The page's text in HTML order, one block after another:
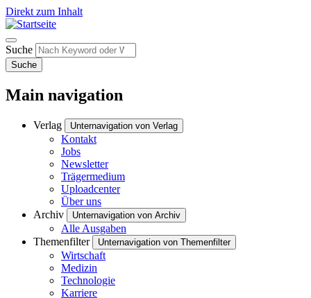
Direkt zum Inhalt
Suche
Suche
Main navigation
Verlag Unternavigation von Verlag
Kontakt
Jobs
Newsletter
Trägermedium
Uploadcenter
Über uns
Archiv
Unternavigation von Archiv
Alle Ausgaben
Themenfilter
Unternavigation von Themenfilter
Wirtschaft
Medizin
Technologie
Karriere